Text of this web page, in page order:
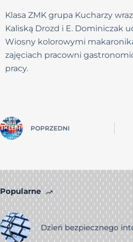
Klasa ZMK grupa Kucharzy
Kaliską Drozd i E. Dominiczak
Wiosny kolorowymi
zajęciach pracowni
pracy.
POPRZEDNI
Popularne
Dzień bezpiecznego